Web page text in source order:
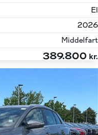
El
2026
Middelfart
389.800 kr.